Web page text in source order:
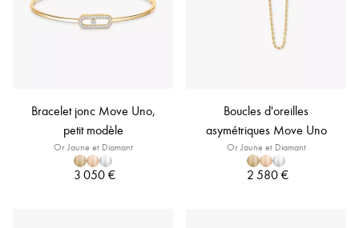
Bracelet jonc Move Uno,
petit modèle
Or Jaune et Diamant
3 050 €
Boucles d'oreilles
asymétriques Move Uno
Or Jaune et Diamant
2 580 €